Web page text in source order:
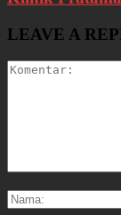
LEAVE A